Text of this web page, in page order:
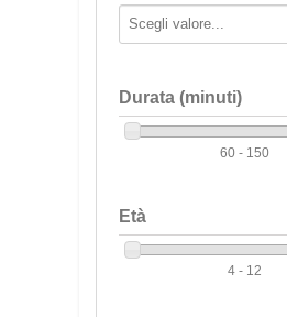
Durata (minuti)
60 - 150
Età
4 - 12